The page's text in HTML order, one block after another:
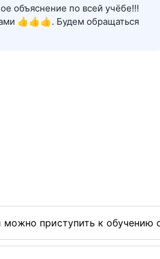
объяснение по всей учёбе!!!
👍👍👍. Будем обращаться
приступить к обучению